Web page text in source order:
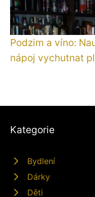
Podzim a víno:
nápoj vychutnat
Kategorie
Bydlení
Dárky
Děti